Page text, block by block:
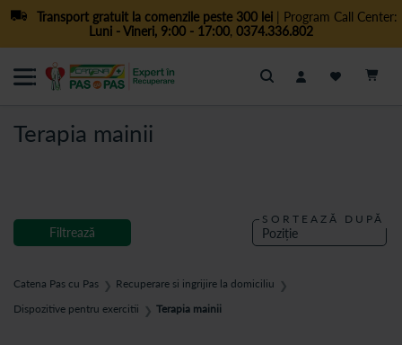
Transport gratuit la comenzile peste 300 lei| Program Call Center:
Luni - Vineri, 9:00 - 17:00, 0374.336.802
Cautare
Terapia mainii
Catena Pas cu Pas ❯ Recuperare si ingrijire la domiciliu ❯
Dispozitive pentru exercitii ❯ Terapia mainii
SORTEAZĂ DUPĂ
Filtrează